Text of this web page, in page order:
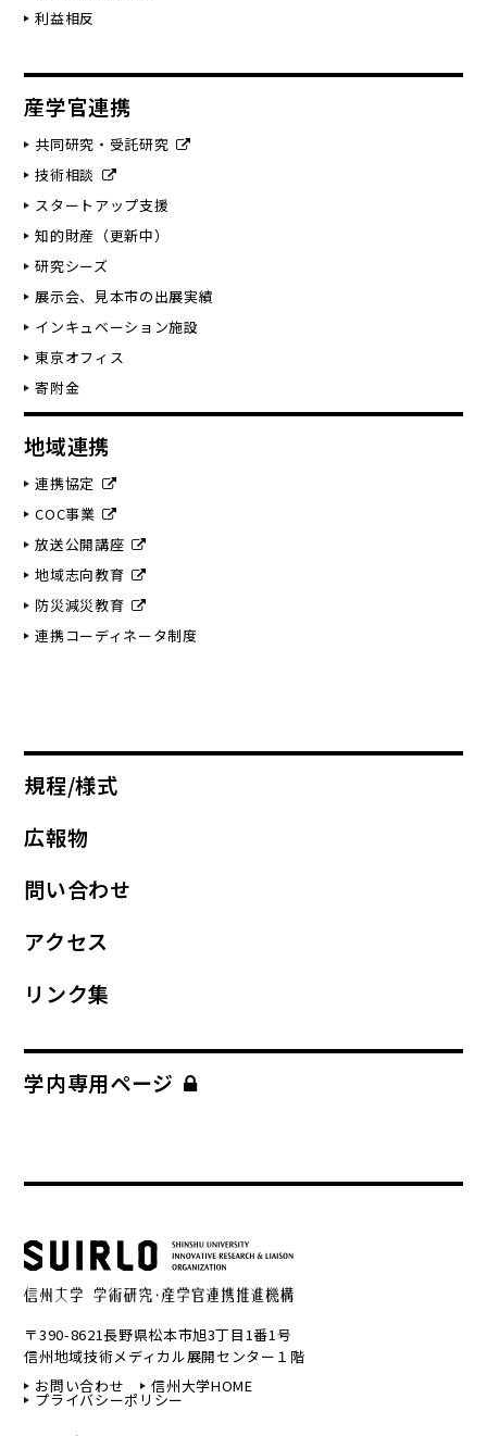
利益相反
産学官連携
共同研究・受託研究
技術相談
スタートアップ支援
知的財産（更新中）
研究シーズ
展示会、見本市の出展実績
インキュベーション施設
東京オフィス
寄附金
地域連携
連携協定
COC事業
放送公開講座
地域志向教育
防災減災教育
連携コーディネータ制度
規程/様式
広報物
問い合わせ
アクセス
リンク集
学内専用ページ
〒390-8621長野県松本市旭3丁目1番1号
信州地域技術メディカル展開センター１階
お問い合わせ
信州大学HOME
プライバシーポリシー